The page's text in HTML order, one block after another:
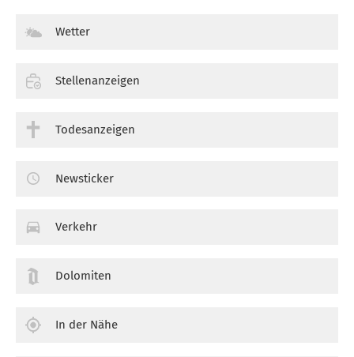
Wetter
Stellenanzeigen
Todesanzeigen
Newsticker
Verkehr
Dolomiten
In der Nähe